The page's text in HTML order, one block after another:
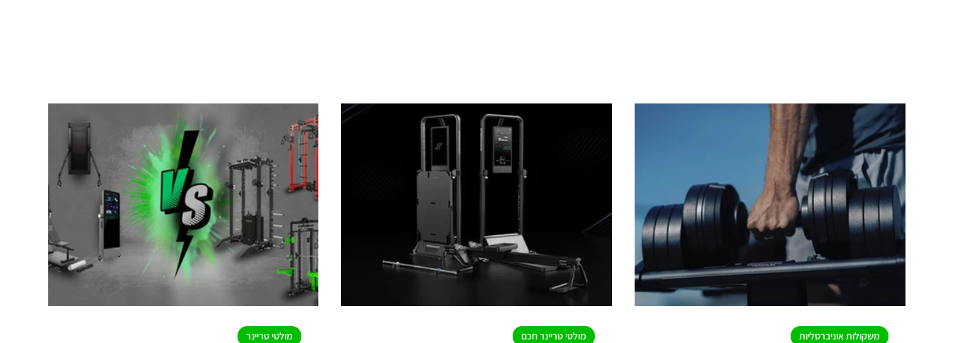
משקולות אוניברסליות מולטי טריינר חכם מולטי טריינר